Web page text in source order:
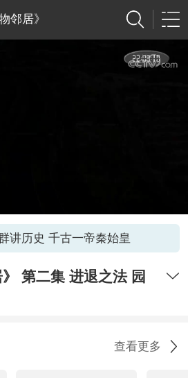
邻居》
讲历史 千古一帝秦始皇
》 第二集 进退之法 园
查看更多